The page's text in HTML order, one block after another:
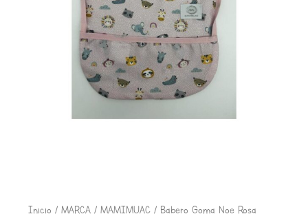
Inicio / MARCA/ MAMIMUAC/ Babero Goma Noe Rosa
Babero